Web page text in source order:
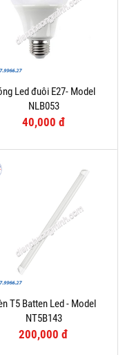
Led đuôi E27- Model
NLB053
40,000 đ
T5 Batten Led - Model
NT5B143
200,000 đ